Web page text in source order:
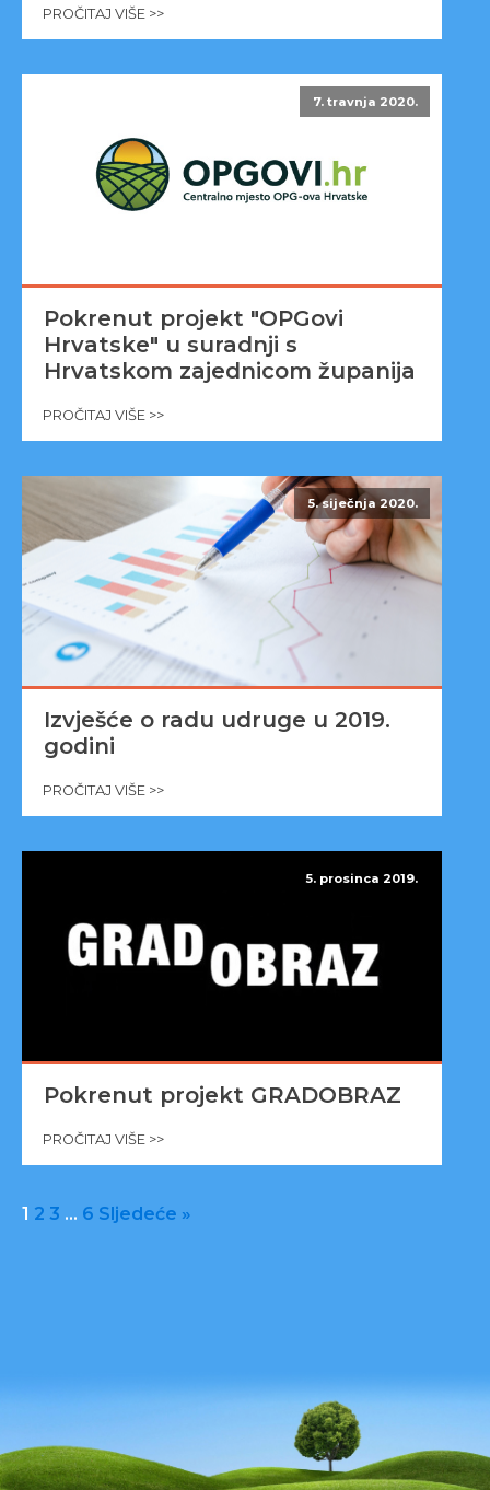
PROČITAJ VIŠE >>
7. travnja 2020.
Pokrenut projekt "OPGovi
Hrvatske" u suradnji s
Hrvatskom zajednicom županija
PROČITAJ VIŠE >>
5. siječnja 2020.
Izvješće o radu udruge u 2019.
godini
PROČITAJ VIŠE >>
5. prosinca 2019.
Pokrenut projekt GRADOBRAZ
PROČITAJ VIŠE >>
1 2 3 … 6 Sljedeće »